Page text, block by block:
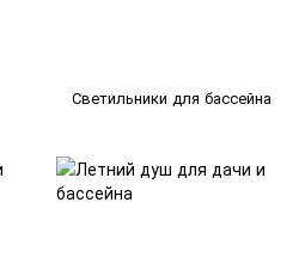
Светильники для бассейна